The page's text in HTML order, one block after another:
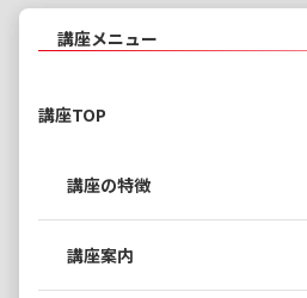
講座メニュー
講座TOP
講座の特徴
講座案内